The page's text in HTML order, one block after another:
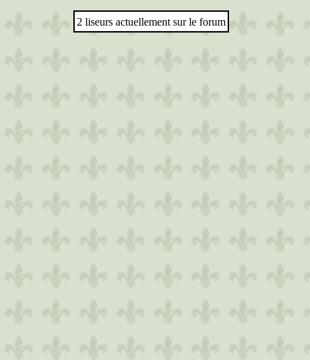
2 liseurs actuellement sur le forum